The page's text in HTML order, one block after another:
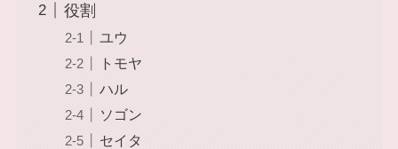
役割
ユウ
トモヤ
ハル
ソゴン
セイタ